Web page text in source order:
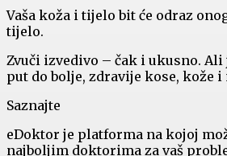
Vaša koža i tijelo bit će odraz
tijelo.
Zvuči izvedivo – čak i ukusno.
put do bolje, zdravije kose, kože
Saznajte
eDoktor je platforma na kojoj
najboljim doktorima za vaš